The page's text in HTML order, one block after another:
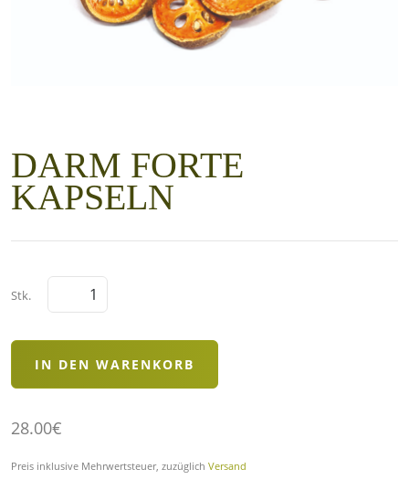
DARM FORTE
KAPSELN
Stk.
28.00€
Preis inklusive Mehrwertsteuer, zuzüglich Versand